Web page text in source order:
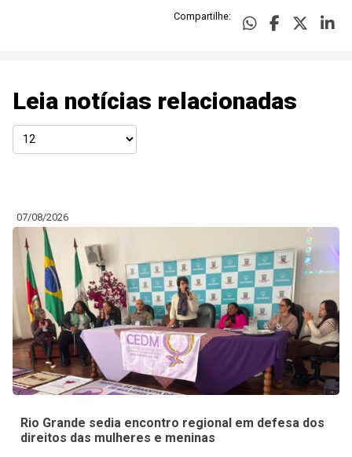
Compartilhe:
Leia notícias relacionadas
07/08/2026
Rio Grande sedia encontro regional em defesa dos
direitos das mulheres e meninas